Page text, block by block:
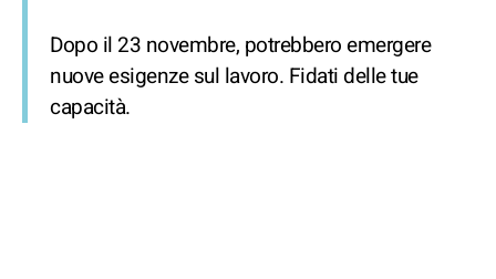
Dopo il 23 novembre, potrebbero emergere
nuove esigenze sul lavoro. Fidati delle tue
capacità.